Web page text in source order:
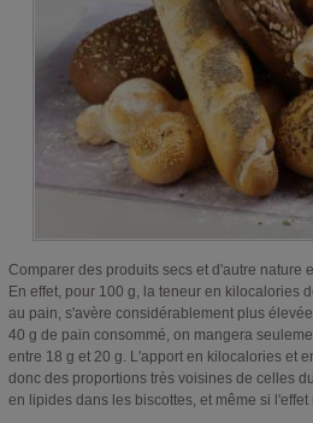
Comparer des produits secs et d'autre nature
En effet, pour 100 g, la teneur en kilocalories
au pain, s'avère considérablement plus
40 g de pain consommé, on mangera
entre 18 g et 20 g. L'apport en kilocalories et
donc des proportions très voisines de celles
en lipides dans les biscottes, et même si